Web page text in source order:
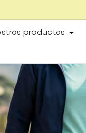
productos